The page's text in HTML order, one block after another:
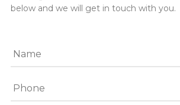
below and we will get in touch with you.